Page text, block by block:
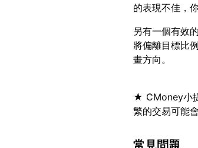
另有一個有效
將偏離目標比
★ CMoney小
常見問題